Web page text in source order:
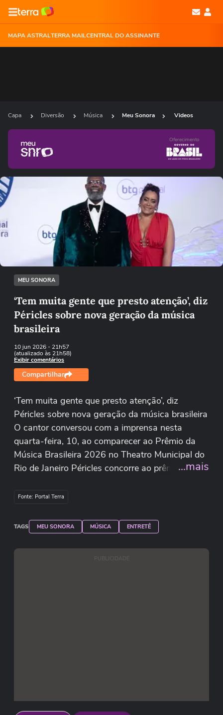
MAPA ASTRALTERRA MAILCENTRAL DO ASSINANTE
Capa Diversão Música Meu Sonora Videos
Oferecimento
Ops!
Não foi possível reproduzir o vídeo
Tentar novamente
MEU SONORA
‘Tem muita gente que presto atenção’, diz
Péricles sobre nova geração da música
brasileira
10 jun 2026- 21h57
(atualizado às 21h58)
Exibir comentários
Compartilhar
‘Tem muita gente que presto atenção’, diz
Péricles sobre nova geração da música brasileira
O cantor conversou com a imprensa nesta
quarta-feira, 10, ao comparecer ao Prêmio da
Música Brasileira 2026 no Theatro Municipal do
Rio de Janeiro Péricles concorre ao prêmio de
sobre o atual momento do gênero no País Éros
...mais
Fonte: Portal Terra
TAGS MEU SONORA MÚSICA ENTRETÊ
PUBLICIDADE